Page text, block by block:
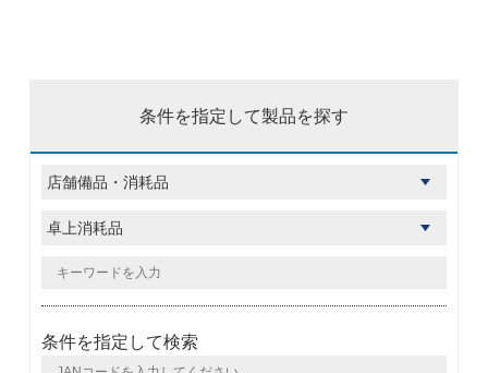
条件を指定して製品を探す
条件を指定して検索